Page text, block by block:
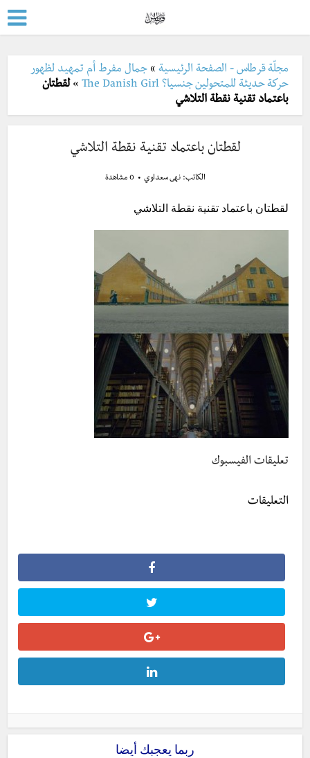
مجلّة قرطاس - الصفحة الرئيسية »جمال مفرط أم تمهيد لظهور
حركة حديثة للمتحولين جنسيا؟ The Danish Girl
»لقطتان
باعتماد تقنية نقطة التلاشي
لقطتان باعتماد تقنية نقطة التلاشي
الكاتب:نهى سعداوي 0 مشاهدة
لقطتان باعتماد تقنية نقطة التلاشي
تعليقات الفيسبوك
التعليقات
ربما يعجبك أيضا